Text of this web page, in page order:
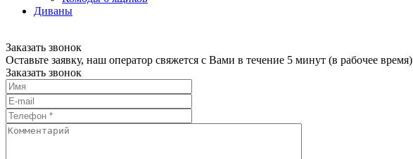
Диваны
Заказать звонок
Оставьте заявку, наш оператор свяжется с Вами в течение 5 минут (в рабочее время)
Заказать звонок